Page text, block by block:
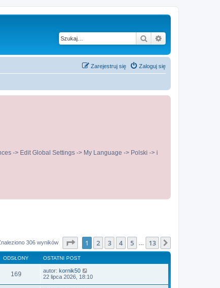
Szukaj
Zaloguj się
Zarejestruj się
-> Edit Global Settings -> My Language -> Polski -> i
306 wyników Strona1 z13
1 2 3 4 5 13
ODSŁONY OSTATNI POST
169 autor: kornik50
22 lipca 2026, 18:10